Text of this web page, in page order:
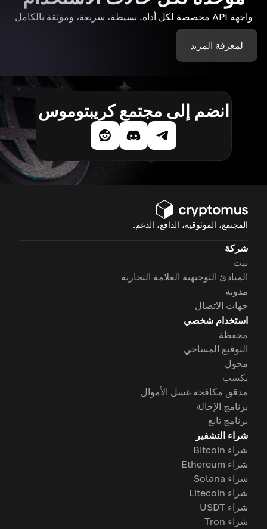
واجهة API مخصصة لكل أداة. بسيطة، سريعة، وموثقة بالكامل
لمعرفة المزيد
انضم إلى مجتمع كريبتوموس
المجتمع، الموثوقية، الدافع، الدعم.
شركة
بيت
المبادئ التوجيهية العلامة التجارية
مدونة
جهات الاتصال
استخدام شخصي
محفظة
التوقيع المساحي
محول
يكسب
مدقق مكافحة غسل الأموال
برنامج الإحالة
برنامج تابع
شراء التشفير
شراء Bitcoin
شراء Ethereum
شراء Solana
شراء Litecoin
شراء USDT
شراء Tron